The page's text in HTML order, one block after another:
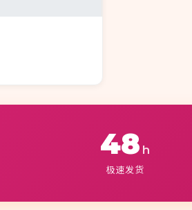
48 h
极速发货